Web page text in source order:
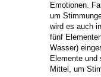
Emotionen.
um
wird es auch in
fünf
Wasser)
Elemente und
Mittel, um